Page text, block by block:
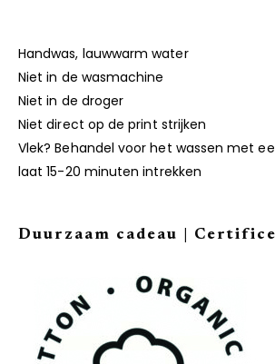
Handwas, lauwwarm water
Niet in de wasmachine
Niet in de droger
Niet direct op de print strijken
Vlek? Behandel voor het wassen met
laat 15-20 minuten intrekken
Duurzaam cadeau |